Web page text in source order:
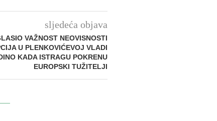
sljedeća objava
VAŽNOST NEOVISNOSTI
U PLENKOVIĆEVOJ VLADI
KADA ISTRAGU POKRENU
EUROPSKI TUŽITELJI